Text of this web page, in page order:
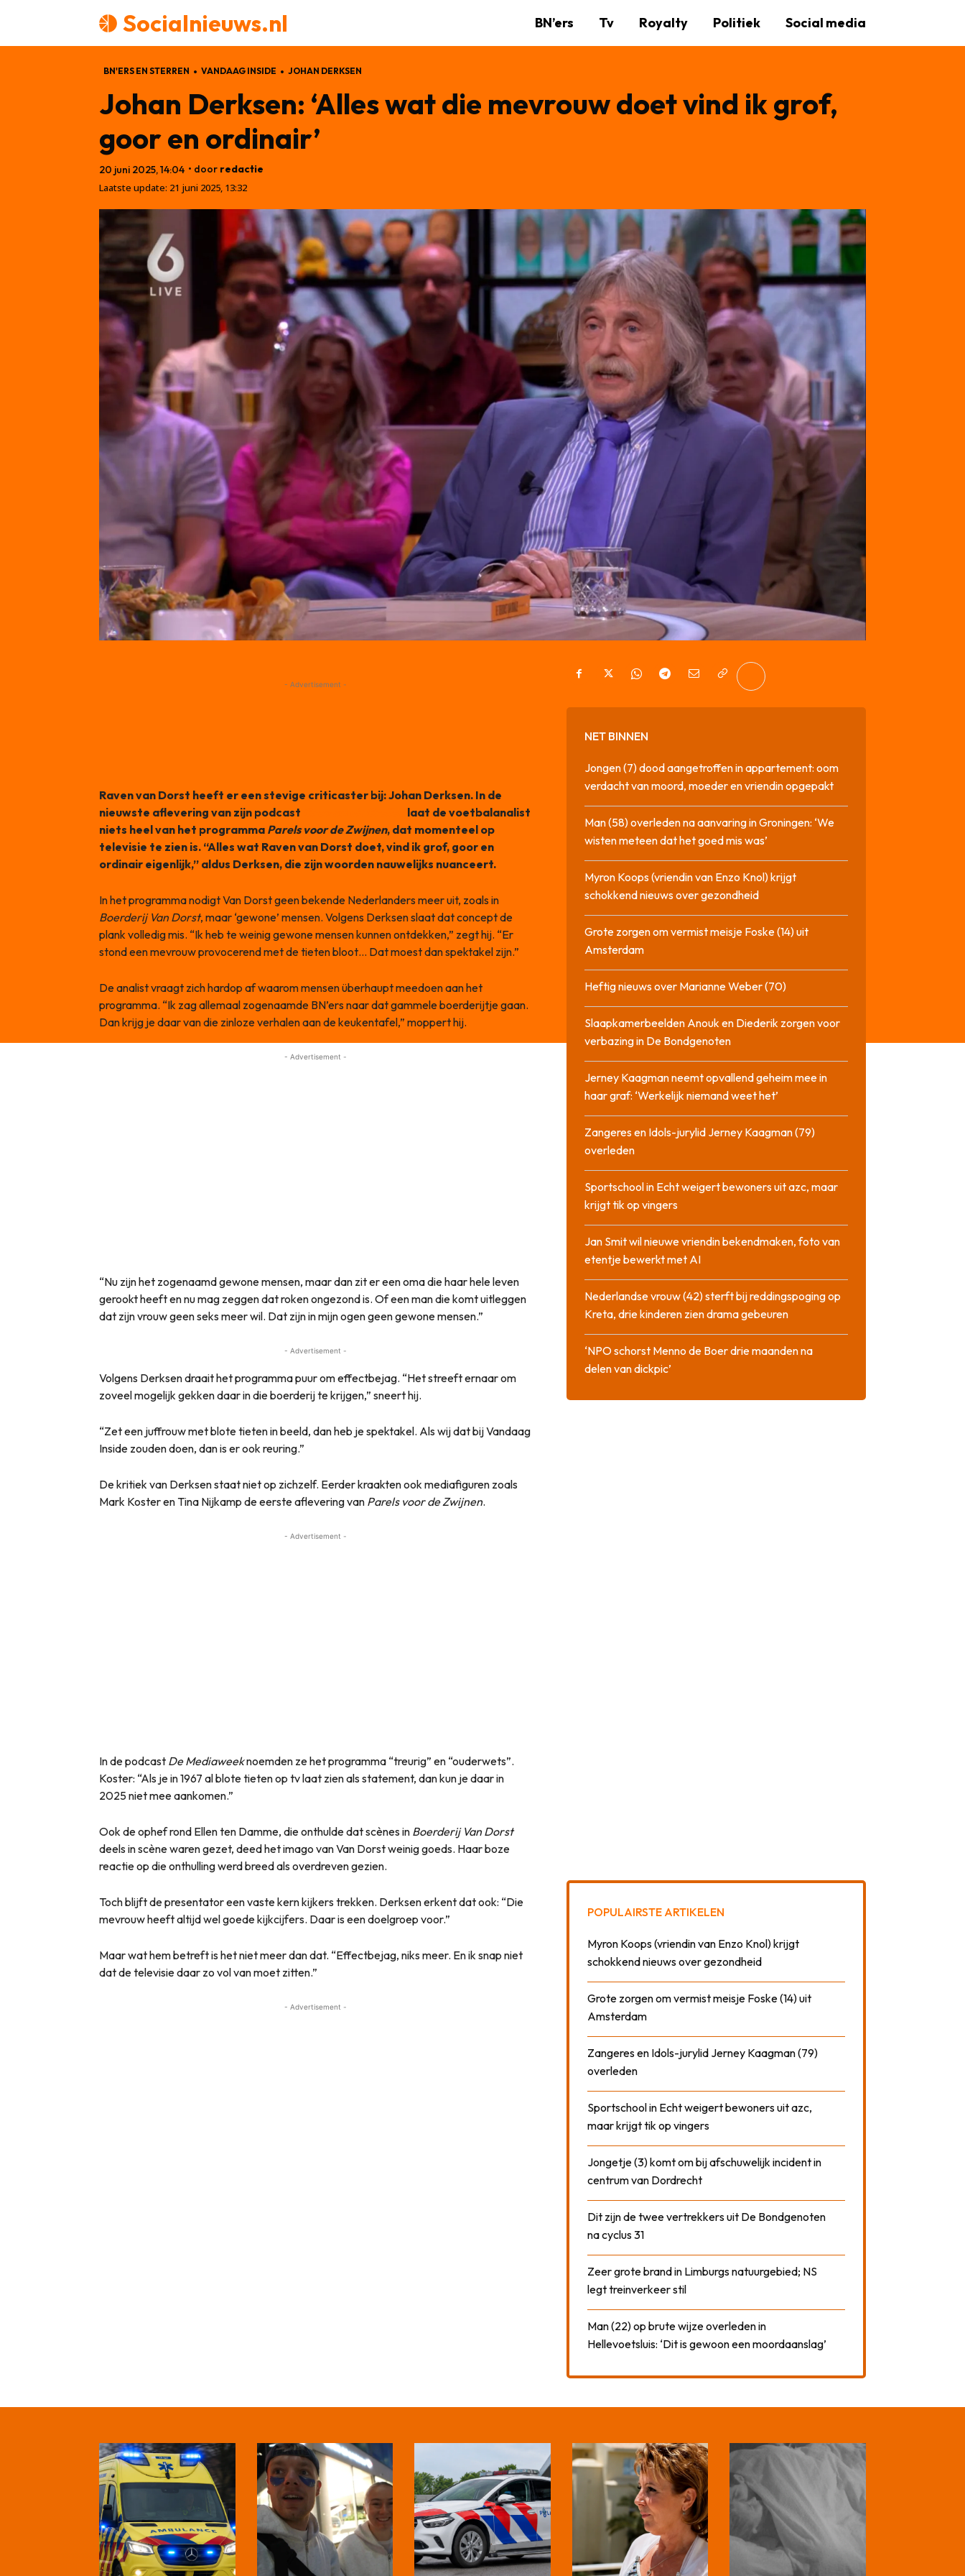
Socialnieuws.nl BN’ers Tv Royalty Politiek Social media
BN'ERS EN STERREN VANDAAG INSIDE JOHAN DERKSEN
Johan Derksen: ‘Alles wat die mevrouw doet vind ik grof,
goor en ordinair’
20 juni 2025, 14:04 • door redactie
Laatste update: 21 juni 2025, 13:32
- Advertisement -
Raven van Dorst heeft er een stevige criticaster bij: Johan Derksen. In de
nieuwste aflevering van zijn podcast
laat de voetbalanalist
niets heel van het programma Parels voor de Zwijnen, dat momenteel op
televisie te zien is. “Alles wat Raven van Dorst doet, vind ik grof, goor en
ordinair eigenlijk,” aldus Derksen, die zijn woorden nauwelijks nuanceert.
In het programma nodigt Van Dorst geen bekende Nederlanders meer uit, zoals in
Boerderij Van Dorst, maar ‘gewone’ mensen. Volgens Derksen slaat dat concept de
plank volledig mis. “Ik heb te weinig gewone mensen kunnen ontdekken,” zegt hij. “Er
stond een mevrouw provocerend met de tieten bloot… Dat moest dan spektakel zijn.”
De analist vraagt zich hardop af waarom mensen überhaupt meedoen aan het
programma. “Ik zag allemaal zogenaamde BN’ers naar dat gammele boerderijtje gaan.
Dan krijg je daar van die zinloze verhalen aan de keukentafel,” moppert hij.
- Advertisement -
“Nu zijn het zogenaamd gewone mensen, maar dan zit er een oma die haar hele leven
gerookt heeft en nu mag zeggen dat roken ongezond is. Of een man die komt uitleggen
dat zijn vrouw geen seks meer wil. Dat zijn in mijn ogen geen gewone mensen.”
- Advertisement -
Volgens Derksen draait het programma puur om effectbejag. “Het streeft ernaar om
zoveel mogelijk gekken daar in die boerderij te krijgen,” sneert hij.
“Zet een juffrouw met blote tieten in beeld, dan heb je spektakel. Als wij dat bij Vandaag
Inside zouden doen, dan is er ook reuring.”
De kritiek van Derksen staat niet op zichzelf. Eerder kraakten ook mediafiguren zoals
Mark Koster en Tina Nijkamp de eerste aflevering van Parels voor de Zwijnen.
- Advertisement -
In de podcast De Mediaweeknoemden ze het programma “treurig” en “ouderwets”.
Koster: “Als je in 1967 al blote tieten op tv laat zien als statement, dan kun je daar in
2025 niet mee aankomen.”
Ook de ophef rond Ellen ten Damme, die onthulde dat scènes in Boerderij Van Dorst
deels in scène waren gezet, deed het imago van Van Dorst weinig goeds. Haar boze
reactie op die onthulling werd breed als overdreven gezien.
Toch blijft de presentator een vaste kern kijkers trekken. Derksen erkent dat ook: “Die
mevrouw heeft altijd wel goede kijkcijfers. Daar is een doelgroep voor.”
Maar wat hem betreft is het niet meer dan dat. “Effectbejag, niks meer. En ik snap niet
dat de televisie daar zo vol van moet zitten.”
- Advertisement -
NET BINNEN
Jongen (7) dood aangetroffen in appartement: oom
verdacht van moord, moeder en vriendin opgepakt
Man (58) overleden na aanvaring in Groningen: ‘We
wisten meteen dat het goed mis was’
Myron Koops (vriendin van Enzo Knol) krijgt
schokkend nieuws over gezondheid
Grote zorgen om vermist meisje Foske (14) uit
Amsterdam
Heftig nieuws over Marianne Weber (70)
Slaapkamerbeelden Anouk en Diederik zorgen voor
verbazing in De Bondgenoten
Jerney Kaagman neemt opvallend geheim mee in
haar graf: ‘Werkelijk niemand weet het’
Zangeres en Idols-jurylid Jerney Kaagman (79)
overleden
Sportschool in Echt weigert bewoners uit azc, maar
krijgt tik op vingers
Jan Smit wil nieuwe vriendin bekendmaken, foto van
etentje bewerkt met AI
Nederlandse vrouw (42) sterft bij reddingspoging op
Kreta, drie kinderen zien drama gebeuren
‘NPO schorst Menno de Boer drie maanden na
delen van dickpic’
POPULAIRSTE ARTIKELEN
Myron Koops (vriendin van Enzo Knol) krijgt
schokkend nieuws over gezondheid
Grote zorgen om vermist meisje Foske (14) uit
Amsterdam
Zangeres en Idols-jurylid Jerney Kaagman (79)
overleden
Sportschool in Echt weigert bewoners uit azc,
maar krijgt tik op vingers
Jongetje (3) komt om bij afschuwelijk incident in
centrum van Dordrecht
Dit zijn de twee vertrekkers uit De Bondgenoten
na cyclus 31
Zeer grote brand in Limburgs natuurgebied; NS
legt treinverkeer stil
Man (22) op brute wijze overleden in
Hellevoetsluis: ‘Dit is gewoon een moordaanslag’